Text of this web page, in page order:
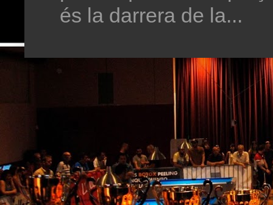
és la darrera de la...